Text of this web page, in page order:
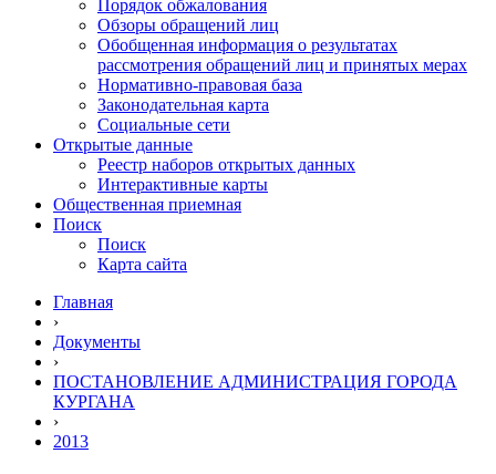
Порядок обжалования
Обзоры обращений лиц
Обобщенная информация о результатах
рассмотрения обращений лиц и принятых мерах
Нормативно-правовая база
Законодательная карта
Социальные сети
Открытые данные
Реестр наборов открытых данных
Интерактивные карты
Общественная приемная
Поиск
Поиск
Карта сайта
Главная
›
Документы
›
ПОСТАНОВЛЕНИЕ АДМИНИСТРАЦИЯ ГОРОДА
КУРГАНА
›
2013